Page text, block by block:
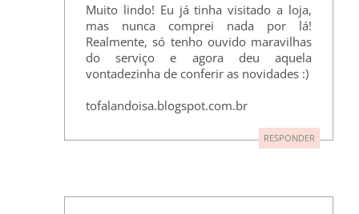
Muito lindo! Eu já tinha visitado a loja,
mas nunca comprei nada por lá!
Realmente, só tenho ouvido maravilhas
do serviço e agora deu aquela
vontadezinha de conferir as novidades :)
tofalandoisa.blogspot.com.br
RESPONDER